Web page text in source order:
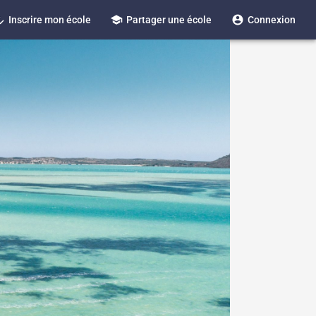
Inscrire mon école school Partager une école account_circle Connexion